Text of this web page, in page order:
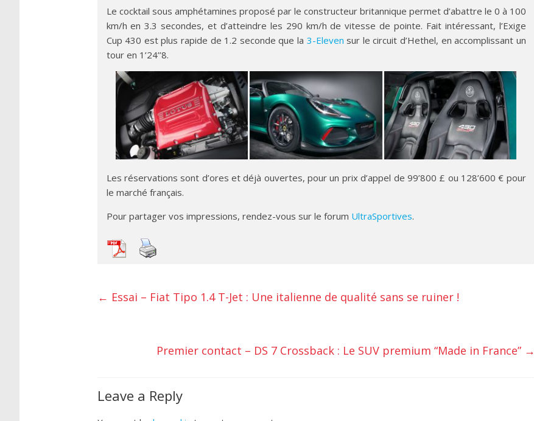
Le cocktail sous amphétamines proposé par le constructeur britannique permet d’abattre le 0 à 100
km/h en 3.3 secondes, et d’atteindre les 290 km/h de vitesse de pointe. Fait intéressant, l’Exige
Cup 430 est plus rapide de 1.2 seconde que la 3-Eleven sur le circuit d’Hethel, en accomplissant un
tour en 1’24’’8.
Les réservations sont d’ores et déjà ouvertes, pour un prix d’appel de 99’800 £ ou 128’600 € pour
le marché français.
Pour partager vos impressions, rendez-vous sur le forum UltraSportives.
← Essai – Fiat Tipo 1.4 T-Jet : Une italienne de qualité sans se ruiner !
Premier contact – DS 7 Crossback : Le SUV premium “Made in France” →
Leave a Reply